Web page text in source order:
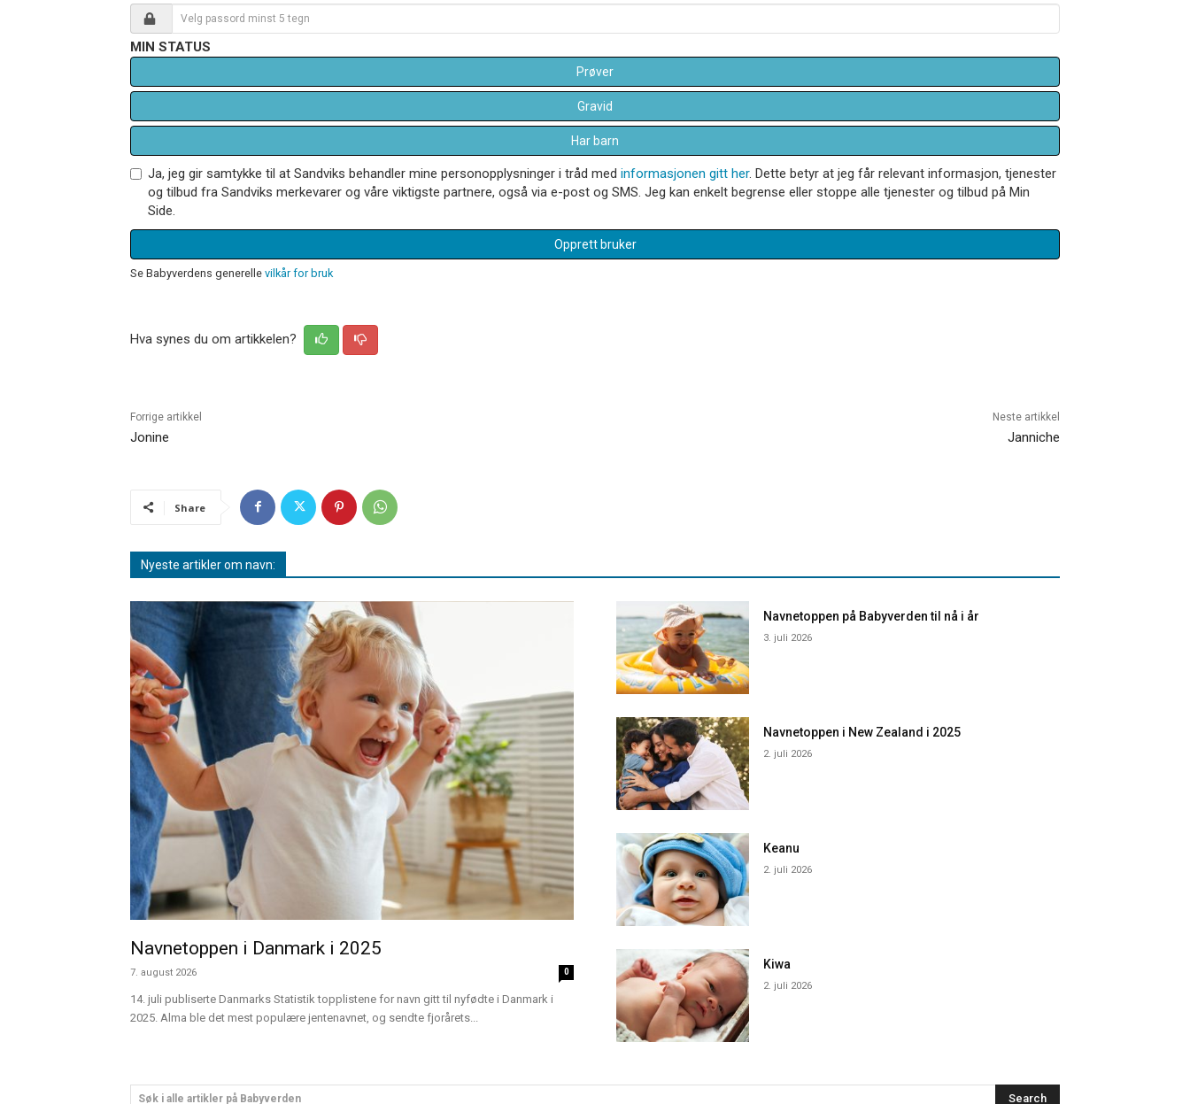
MIN STATUS
Prøver
Gravid
Har barn
Ja, jeg gir samtykke til at Sandviks behandler mine personopplysninger i tråd med informasjonen gitt her. Dette betyr at jeg får relevant informasjon, tjenester
og tilbud fra Sandviks merkevarer og våre viktigste partnere, også via e-post og SMS. Jeg kan enkelt begrense eller stoppe alle tjenester og tilbud på Min
Side.
Opprett bruker
Se Babyverdens generelle vilkår for bruk
Hva synes du om artikkelen?
Forrige artikkel
Jonine
Neste artikkel
Janniche
Share
Nyeste artikler om navn:
Navnetoppen i Danmark i 2025
7. august 2026 0
14. juli publiserte Danmarks Statistik topplistene for navn gitt til nyfødte i Danmark i
2025. Alma ble det mest populære jentenavnet, og sendte fjorårets...
Navnetoppen på Babyverden til nå i år
3. juli 2026
Navnetoppen i New Zealand i 2025
2. juli 2026
Keanu
2. juli 2026
Kiwa
2. juli 2026
Søk i alle artikler på Babyverden Search